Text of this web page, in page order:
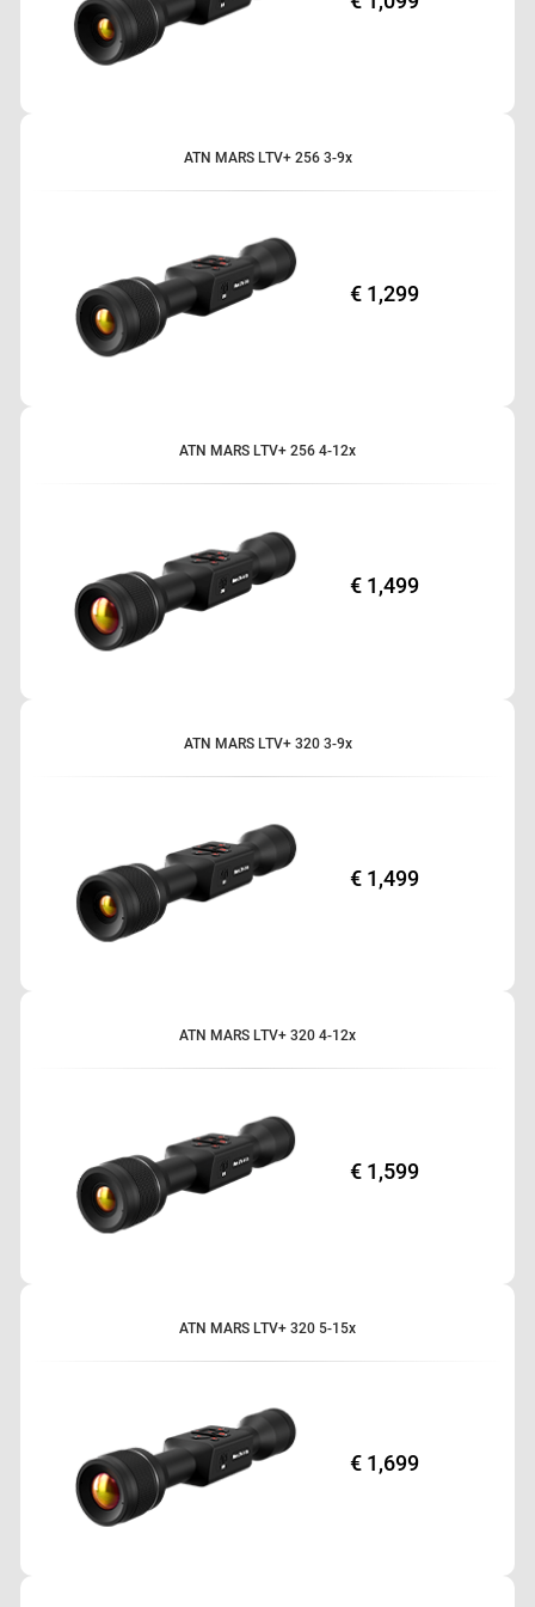
ATN MARS LTV+ 256 3-9x
€ 1,299
ATN MARS LTV+ 256 4-12x
€ 1,499
ATN MARS LTV+ 320 3-9x
€ 1,499
ATN MARS LTV+ 320 4-12x
€ 1,599
ATN MARS LTV+ 320 5-15x
€ 1,699